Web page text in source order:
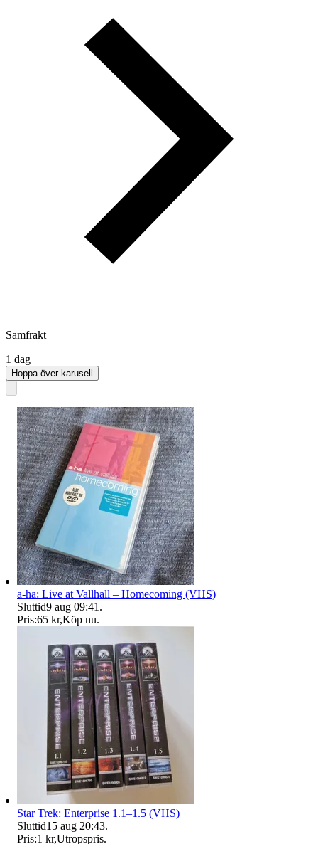
Samfrakt
1 dag
Hoppa över karusell
a-ha: Live at Vallhall – Homecoming (VHS)
Sluttid9 aug 09:41 .
Pris:65 kr,Köp nu.
Star Trek: Enterprise 1.1–1.5 (VHS)
Sluttid15 aug 20:43.
Pris:1 kr,Utropspris.